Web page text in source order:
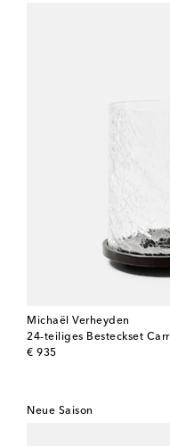
Michaël Verheyden
24-teiliges Besteckset
€ 935
original price
Neue Saison